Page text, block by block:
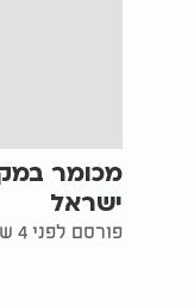
מכומר
ישראל
פורסם לפני 4 שנים